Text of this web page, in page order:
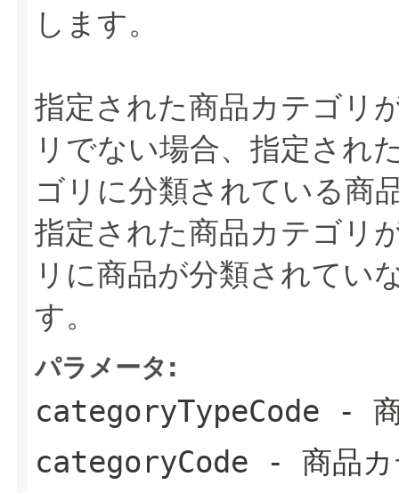
します。
指定された商品カテゴリ
リでない場合、指定され
ゴリに分類されている商
指定された商品カテゴリ
リに商品が分類されてい
す。
パラメータ:
categoryTypeCode - 商
categoryCode - 商品カ